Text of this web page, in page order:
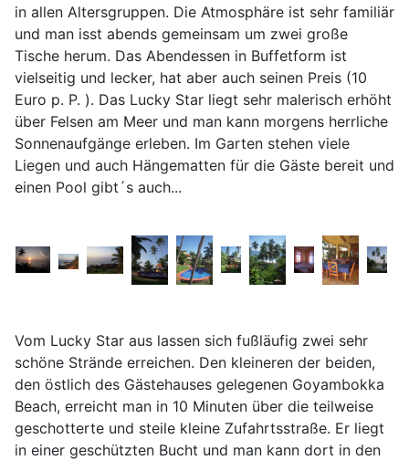
in allen Altersgruppen. Die Atmosphäre ist sehr familiär
und man isst abends gemeinsam um zwei große
Tische herum. Das Abendessen in Buffetform ist
vielseitig und lecker, hat aber auch seinen Preis (10
Euro p. P. ). Das Lucky Star liegt sehr malerisch erhöht
über Felsen am Meer und man kann morgens herrliche
Sonnenaufgänge erleben. Im Garten stehen viele
Liegen und auch Hängematten für die Gäste bereit und
einen Pool gibt´s auch...
Vom Lucky Star aus lassen sich fußläufig zwei sehr
schöne Strände erreichen. Den kleineren der beiden,
den östlich des Gästehauses gelegenen Goyambokka
Beach, erreicht man in 10 Minuten über die teilweise
geschotterte und steile kleine Zufahrtsstraße. Er liegt
in einer geschützten Bucht und man kann dort in den